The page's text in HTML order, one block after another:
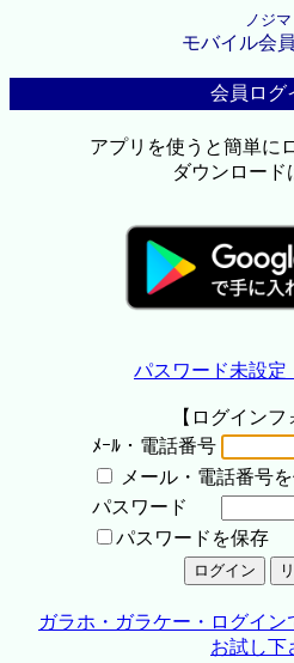
ノジマ
モバイル会
会員ログ
アプリを使うと簡単に
ダウンロード
パスワード未設定
【ログインフ
ﾒｰﾙ・電話番号
メール・電話番号
パスワード
パスワードを保存
ガラホ・ガラケー・ログイ
お試し下